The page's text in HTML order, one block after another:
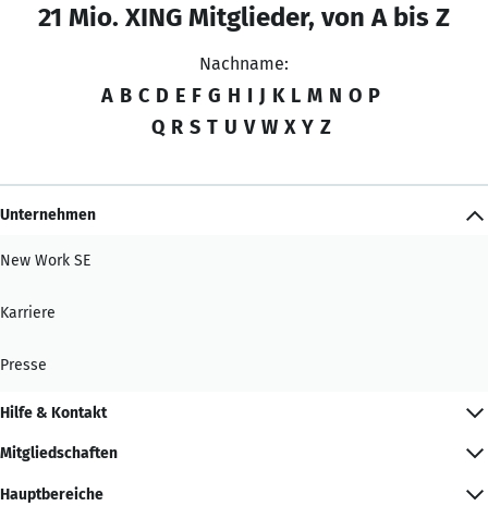
21 Mio. XING Mitglieder, von A bis Z
Nachname:
A B C D E F G H I J K L M N O P
Q R S T U V W X Y Z
Unternehmen
New Work SE
Karriere
Presse
Hilfe & Kontakt
Mitgliedschaften
Hauptbereiche